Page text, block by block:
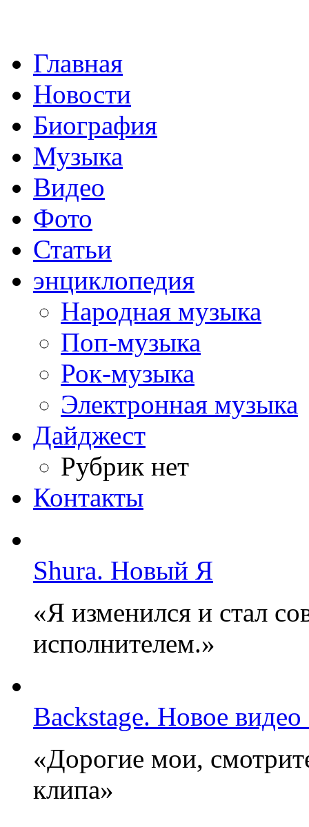
Главная
Новости
Биография
Музыка
Видео
Фото
Статьи
энциклопедия
Народная музыка
Поп-музыка
Рок-музыка
Электронная музыка
Дайджест
Рубрик нет
Контакты
Shura. Новый Я
«Я изменился и стал
исполнителем.»
Backstage. Новое
«Дорогие мои,
клипа»